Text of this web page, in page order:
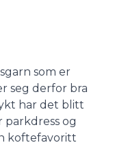
som er
seg derfor bra
har det blitt
og
koftefavoritt